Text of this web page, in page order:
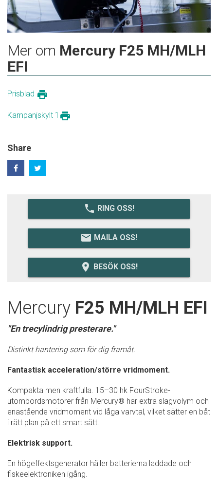
Mer om Mercury F25 MH/MLH
EFI
Prisblad print
Kampanjskylt 1 print
Share
local_phone RING OSS!
email MAILA OSS!
room BESÖK OSS!
Mercury F25 MH/MLH EFI
"En trecylindrig presterare."
Distinkt hantering som för dig framåt.
Fantastisk acceleration/större vridmoment.
Kompakta men kraftfulla. 15–30 hk FourStroke-
utombordsmotorer från Mercury® har extra slagvolym och
enastående vridmoment vid låga varvtal, vilket sätter en båt
i rätt plan på ett smart sätt.
Elektrisk support.
En högeffektsgenerator håller batterierna laddade och
fiskeelektroniken igång.